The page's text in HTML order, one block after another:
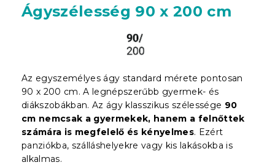
Ágyszélesség 90 x 200 cm
Az egyszemélyes ágy standard mérete pontosan
90 x 200 cm. A legnépszerűbb gyermek- és
diákszobákban. Az ágy klasszikus szélessége 90
cm nemcsak a gyermekek, hanem a felnőttek
számára is megfelelő és kényelmes. Ezért
panziókba, szálláshelyekre vagy kis lakásokba is
alkalmas.